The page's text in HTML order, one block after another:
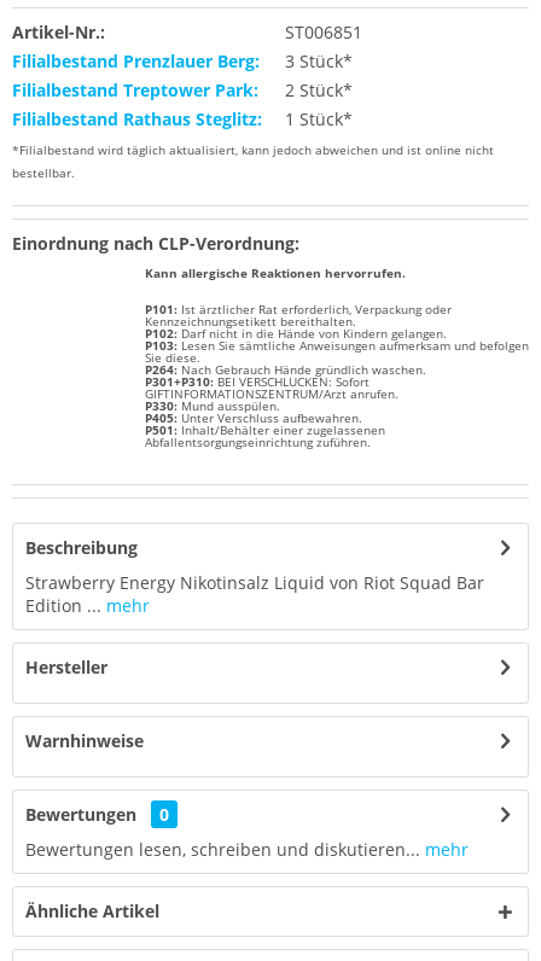
Artikel-Nr.:
ST006851
Filialbestand Prenzlauer Berg:
3 Stück*
Filialbestand Treptower Park:
2 Stück*
Filialbestand Rathaus Steglitz:
1 Stück*
*Filialbestand wird täglich aktualisiert, kann jedoch abweichen und ist online nicht
bestellbar.
Einordnung nach CLP-Verordnung:
Kann allergische Reaktionen hervorrufen.
P101: Ist ärztlicher Rat erforderlich, Verpackung oder
Kennzeichnungsetikett bereithalten.
P102: Darf nicht in die Hände von Kindern gelangen.
P103: Lesen Sie sämtliche Anweisungen aufmerksam und befolgen
Sie diese.
P264: Nach Gebrauch Hände gründlich waschen.
P301+P310: BEI VERSCHLUCKEN: Sofort
GIFTINFORMATIONSZENTRUM/Arzt anrufen.
P330: Mund ausspülen.
P405: Unter Verschluss aufbewahren.
P501: Inhalt/Behälter einer zugelassenen
Abfallentsorgungseinrichtung zuführen.
Beschreibung
Strawberry Energy Nikotinsalz Liquid von Riot Squad Bar
Edition ... mehr
Hersteller
Warnhinweise
Bewertungen
0
Bewertungen lesen, schreiben und diskutieren... mehr
Ähnliche Artikel